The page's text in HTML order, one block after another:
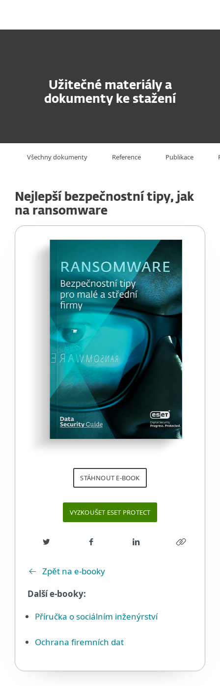
Užitečné materiály a
dokumenty ke stažení
Všechny dokumenty Reference Publikace
Nejlepší bezpečnostní tipy, jak
na ransomware
STÁHNOUT E-BOOK
VYZKOUŠET ESET PROTECT
Zpět na e-booky
Další e-booky:
Příručka o sociálním inženýrství
Ochrana firemních dat